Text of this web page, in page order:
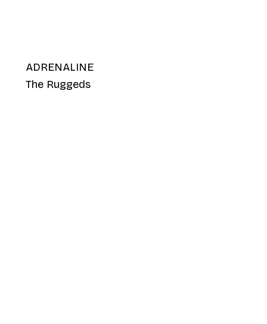
ADRENALINE
The Ruggeds